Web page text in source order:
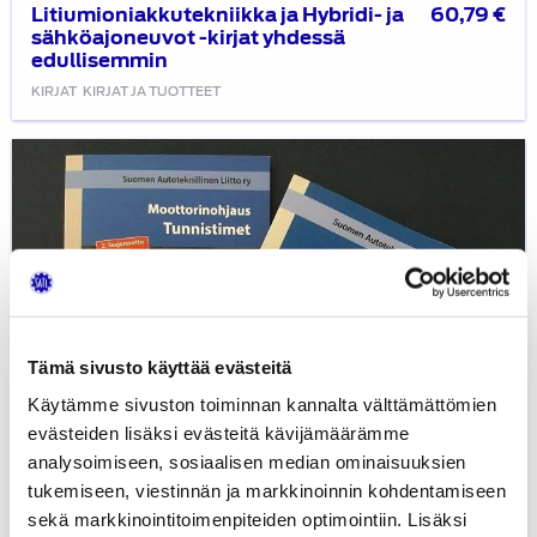
Tämä sivusto käyttää evästeitä
Käytämme sivuston toiminnan kannalta välttämättömien
evästeiden lisäksi evästeitä kävijämäärämme
analysoimiseen, sosiaalisen median ominaisuuksien
tukemiseen, viestinnän ja markkinoinnin kohdentamiseen
sekä markkinointitoimenpiteiden optimointiin. Lisäksi
Litiumioniakkutekniikka ja Hybridi- ja
sähköajoneuvot -kirjat yhdessä
edullisemmin
KIRJAT KIRJAT JA TUOTTEET
60,79€
Moottorinohjaus:
yhdessä
edullisemmin